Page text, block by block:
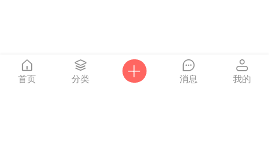
首页 分类 消息 我的